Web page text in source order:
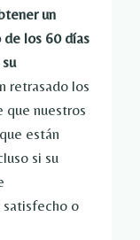
un
los 60 días
retrasado los
que nuestros
están
si su
satisfecho o